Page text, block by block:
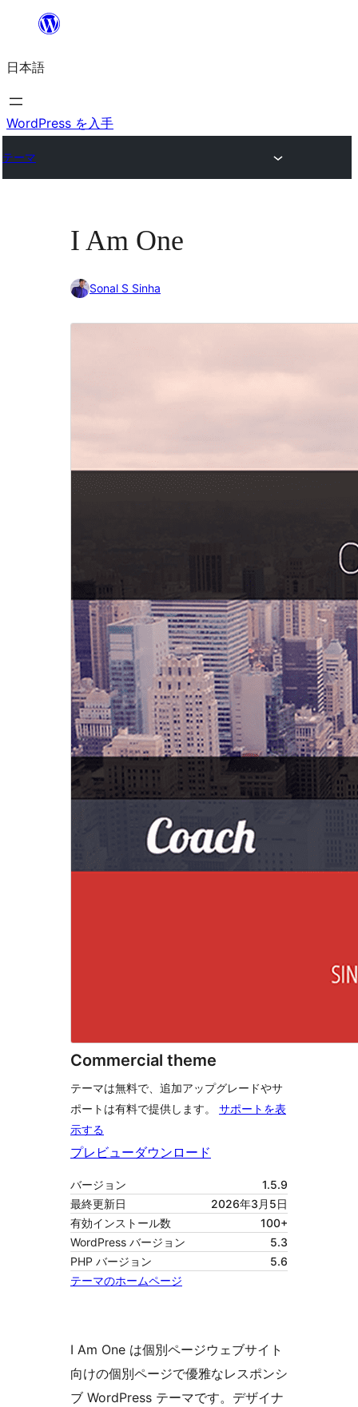
を
ス
キ
プ
日本語
WordPress を入手
テーマ
I Am One
Sonal S Sinha
Commercial theme
テーマは無料で、追加アップグレードやサ
ポートは有料で提供します。 サポートを表
示する
プレビューダウンロード
バージョン
1.5.9
最終更新日
2026年3月5日
有効インストール数
100+
WordPress バージョン
5.3
PHP バージョン
5.6
テーマのホームページ
I Am One は個別ページウェブサイト
向けの個別ページで優雅なレスポンシ
ブ WordPress テーマです。デザイナ